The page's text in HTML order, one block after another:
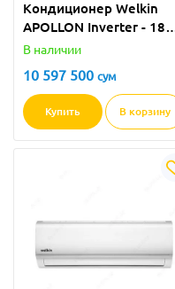
Кондиционер Welkin
APOLLON Inverter - 18
BTU
В наличии
10 597 500 сум
Купить В корзину